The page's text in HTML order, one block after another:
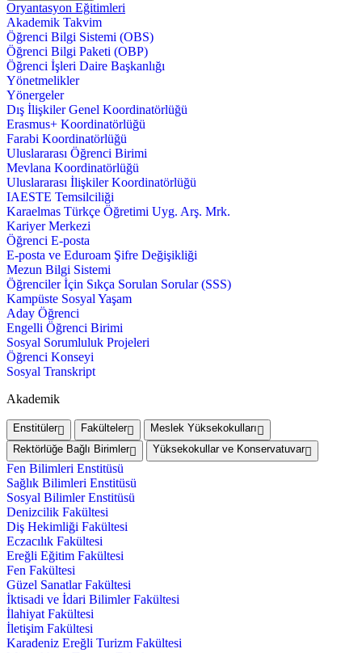
Oryantasyon Eğitimleri
Akademik Takvim
Öğrenci Bilgi Sistemi (OBS)
Öğrenci Bilgi Paketi (OBP)
Öğrenci İşleri Daire Başkanlığı
Yönetmelikler
Yönergeler
Dış İlişkiler Genel Koordinatörlüğü
Erasmus+ Koordinatörlüğü
Farabi Koordinatörlüğü
Uluslararası Öğrenci Birimi
Mevlana Koordinatörlüğü
Uluslararası İlişkiler Koordinatörlüğü
IAESTE Temsilciliği
Karaelmas Türkçe Öğretimi Uyg. Arş. Mrk.
Kariyer Merkezi
Öğrenci E-posta
E-posta ve Eduroam Şifre Değişikliği
Mezun Bilgi Sistemi
Öğrenciler İçin Sıkça Sorulan Sorular (SSS)
Kampüste Sosyal Yaşam
Aday Öğrenci
Engelli Öğrenci Birimi
Sosyal Sorumluluk Projeleri
Öğrenci Konseyi
Sosyal Transkript
Akademik
Enstitüler Fakülteler
Meslek Yüksekokulları
Rektörlüğe Bağlı Birimler
Yüksekokullar ve Konservatuvar
Fen Bilimleri Enstitüsü
Sağlık Bilimleri Enstitüsü
Sosyal Bilimler Enstitüsü
Denizcilik Fakültesi
Diş Hekimliği Fakültesi
Eczacılık Fakültesi
Ereğli Eğitim Fakültesi
Fen Fakültesi
Güzel Sanatlar Fakültesi
İktisadi ve İdari Bilimler Fakültesi
İlahiyat Fakültesi
İletişim Fakültesi
Karadeniz Ereğli Turizm Fakültesi